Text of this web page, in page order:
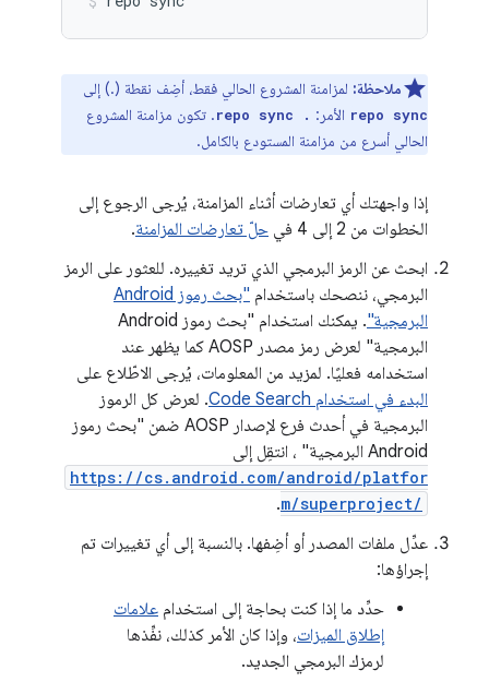
ملاحظة: لمزامنة المشروع الحالي فقط، أضِف نقطة (.) إلى
repo sync الأمر: repo sync .. تكون مزامنة المشروع
الحالي أسرع من مزامنة المستودع بالكامل.
إذا واجهتك أي تعارضات أثناء المزامنة، يُرجى الرجوع إلى
الخطوات من 2 إلى 4 في
حلّ تعارضات المزامنة.
ابحث عن الرمز البرمجي الذي تريد تغييره. للعثور على الرمز
البرمجي، ننصحك باستخدام
"بحث رموز Android
البرمجية"
. يمكنك استخدام "بحث رموز Android
البرمجية" لعرض رمز مصدر AOSP كما يظهر عند
استخدامه فعليًا. لمزيد من المعلومات، يُرجى الاطّلاع على
البدء في استخدام Code Search
. لعرض كل الرموز
البرمجية في أحدث فرع لإصدار AOSP ضمن "بحث رموز
Android البرمجية" ، انتقِل إلى
https://cs.android.com/android/platfor
m/superproject/
.
عدِّل ملفات المصدر أو أضِفها. بالنسبة إلى أي تغييرات تم
إجراؤها:
حدِّد ما إذا كنت بحاجة إلى استخدام علامات
إطلاق الميزات، وإذا كان الأمر كذلك، نفِّذها
لرمزك البرمجي الجديد.